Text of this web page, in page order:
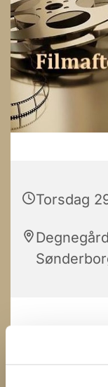
Torsdag